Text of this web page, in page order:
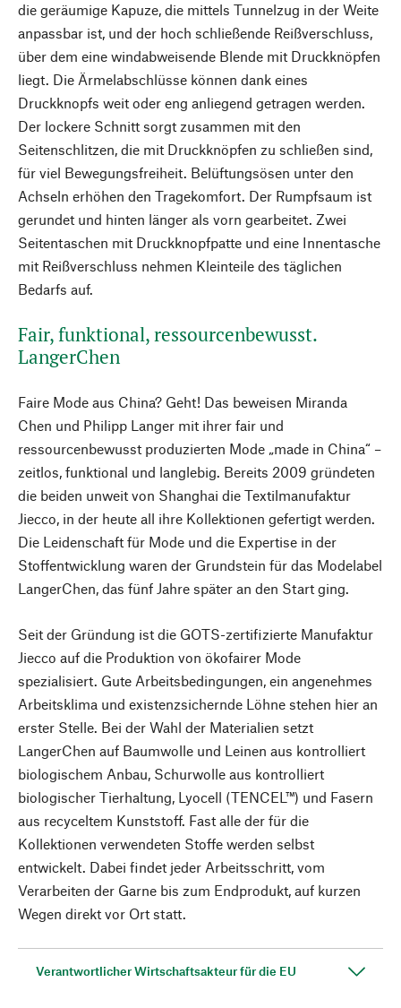
die geräumige Kapuze, die mittels Tunnelzug in der Weite
anpassbar ist, und der hoch schließende Reißverschluss,
über dem eine windabweisende Blende mit Druckknöpfen
liegt. Die Ärmelabschlüsse können dank eines
Druckknopfs weit oder eng anliegend getragen werden.
Der lockere Schnitt sorgt zusammen mit den
Seitenschlitzen, die mit Druckknöpfen zu schließen sind,
für viel Bewegungsfreiheit. Belüftungsösen unter den
Achseln erhöhen den Tragekomfort. Der Rumpfsaum ist
gerundet und hinten länger als vorn gearbeitet. Zwei
Seitentaschen mit Druckknopfpatte und eine Innentasche
mit Reißverschluss nehmen Kleinteile des täglichen
Bedarfs auf.
Fair, funktional, ressourcenbewusst.
LangerChen
Faire Mode aus China? Geht! Das beweisen Miranda
Chen und Philipp Langer mit ihrer fair und
ressourcenbewusst produzierten Mode „made in China“ –
zeitlos, funktional und langlebig. Bereits 2009 gründeten
die beiden unweit von Shanghai die Textilmanufaktur
Jiecco, in der heute all ihre Kollektionen gefertigt werden.
Die Leidenschaft für Mode und die Expertise in der
Stoffentwicklung waren der Grundstein für das Modelabel
LangerChen, das fünf Jahre später an den Start ging.
Seit der Gründung ist die GOTS-zertifizierte Manufaktur
Jiecco auf die Produktion von ökofairer Mode
spezialisiert. Gute Arbeitsbedingungen, ein angenehmes
Arbeitsklima und existenzsichernde Löhne stehen hier an
erster Stelle. Bei der Wahl der Materialien setzt
LangerChen auf Baumwolle und Leinen aus kontrolliert
biologischem Anbau, Schurwolle aus kontrolliert
biologischer Tierhaltung, Lyocell (TENCEL™) und Fasern
aus recyceltem Kunststoff. Fast alle der für die
Kollektionen verwendeten Stoffe werden selbst
entwickelt. Dabei findet jeder Arbeitsschritt, vom
Verarbeiten der Garne bis zum Endprodukt, auf kurzen
Wegen direkt vor Ort statt.
Verantwortlicher Wirtschaftsakteur für die EU